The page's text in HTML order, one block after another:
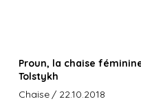
Proun, la chaise
Tolstykh
Chaise / 22.10.2018